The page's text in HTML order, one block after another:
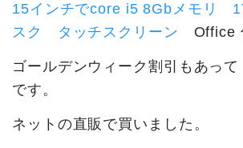
15インチでcore i5 8Gbメモリ
スク
タッチスクリーン Office
ゴールデンウィーク割引もあっ
です。
ネットの直販で買いました。